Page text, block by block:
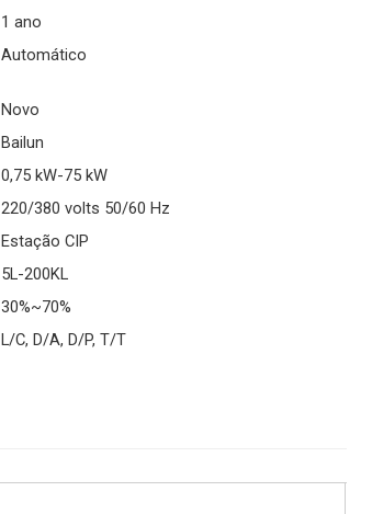
1 ano
Automático
Novo
Bailun
0,75 kW-75 kW
220/380 volts 50/60 Hz
Estação CIP
5L-200KL
30%~70%
L/C, D/A, D/P, T/T